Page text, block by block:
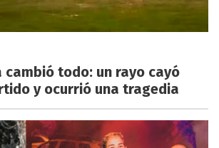
cambió todo: un rayo cayó
y ocurrió una tragedia